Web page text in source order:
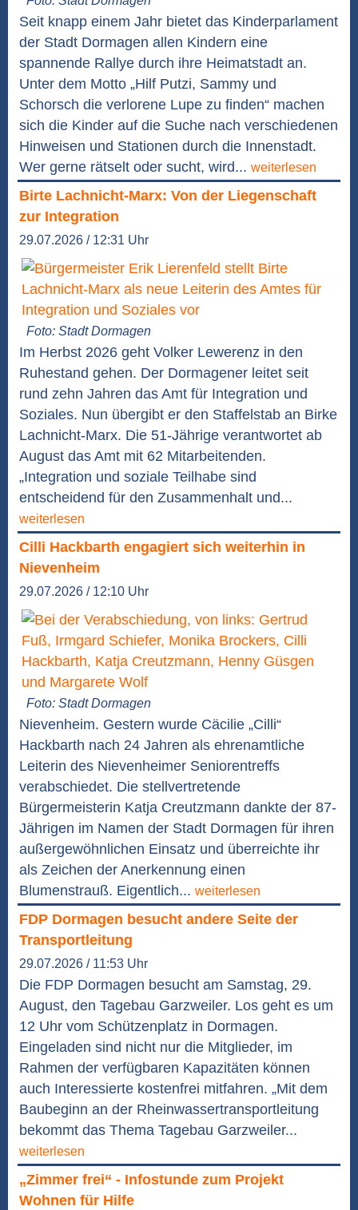
Seit knapp einem Jahr bietet das Kinderparlament
der Stadt Dormagen allen Kindern eine
spannende Rallye durch ihre Heimatstadt an.
Unter dem Motto „Hilf Putzi, Sammy und
Schorsch die verlorene Lupe zu finden“ machen
sich die Kinder auf die Suche nach verschiedenen
Hinweisen und Stationen durch die Innenstadt.
Wer gerne rätselt oder sucht, wird... weiterlesen
Birte Lachnicht-Marx: Von der Liegenschaft
zur Integration
29.07.2026 / 12:31 Uhr
Foto: Stadt Dormagen
Im Herbst 2026 geht Volker Lewerenz in den
Ruhestand gehen. Der Dormagener leitet seit
rund zehn Jahren das Amt für Integration und
Soziales. Nun übergibt er den Staffelstab an Birke
Lachnicht-Marx. Die 51-Jährige verantwortet ab
August das Amt mit 62 Mitarbeitenden.
„Integration und soziale Teilhabe sind
entscheidend für den Zusammenhalt und...
weiterlesen
Cilli Hackbarth engagiert sich weiterhin in
Nievenheim
29.07.2026 / 12:10 Uhr
Foto: Stadt Dormagen
Nievenheim. Gestern wurde Cäcilie „Cilli“
Hackbarth nach 24 Jahren als ehrenamtliche
Leiterin des Nievenheimer Seniorentreffs
verabschiedet. Die stellvertretende
Bürgermeisterin Katja Creutzmann dankte der 87-
Jährigen im Namen der Stadt Dormagen für ihren
außergewöhnlichen Einsatz und überreichte ihr
als Zeichen der Anerkennung einen
Blumenstrauß. Eigentlich... weiterlesen
FDP Dormagen besucht andere Seite der
Transportleitung
29.07.2026 / 11:53 Uhr
Die FDP Dormagen besucht am Samstag, 29.
August, den Tagebau Garzweiler. Los geht es um
12 Uhr vom Schützenplatz in Dormagen.
Eingeladen sind nicht nur die Mitglieder, im
Rahmen der verfügbaren Kapazitäten können
auch Interessierte kostenfrei mitfahren. „Mit dem
Baubeginn an der Rheinwassertransportleitung
bekommt das Thema Tagebau Garzweiler...
weiterlesen
„Zimmer frei“ - Infostunde zum Projekt
Wohnen für Hilfe